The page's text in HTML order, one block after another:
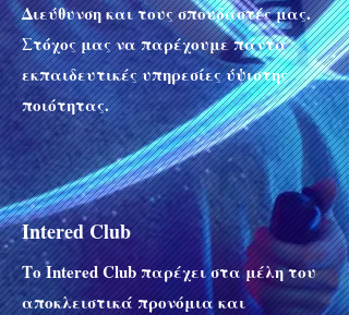
Διεύθυνση και τους σπουδαστές μας.
Στόχος μας να παρέχουμε πάντα
εκπαιδευτικές υπηρεσίες ύψιστης
ποιότητας.
Intered Club
Το Intered Club παρέχει στα μέλη του
αποκλειστικά προνόμια και